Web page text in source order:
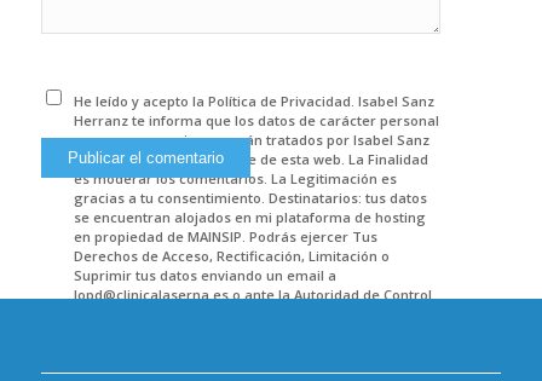
He leído y acepto la Política de Privacidad. Isabel Sanz
Herranz te informa que los datos de carácter personal
que nos proporciones serán tratados por Isabel Sanz
Herranz como responsable de esta web. La Finalidad
es moderar los comentarios. La Legitimación es
gracias a tu consentimiento. Destinatarios: tus datos
se encuentran alojados en mi plataforma de hosting
en propiedad de MAINSIP. Podrás ejercer Tus
Derechos de Acceso, Rectificación, Limitación o
Suprimir tus datos enviando un email a
lopd@clinicalaserna.es o ante la Autoridad de Control.